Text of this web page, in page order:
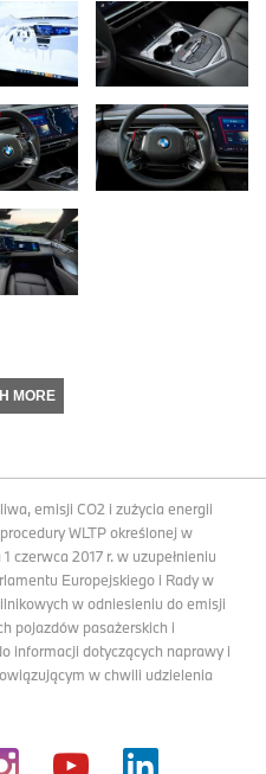
MORE
emisji CO2 i zużycia energii
WLTP określonej w
czerwca 2017 r. w uzupełnieniu
Europejskiego i Rady w
w odniesieniu do emisji
pojazdów pasażerskich i
informacji dotyczących naprawy i
w chwili udzielenia